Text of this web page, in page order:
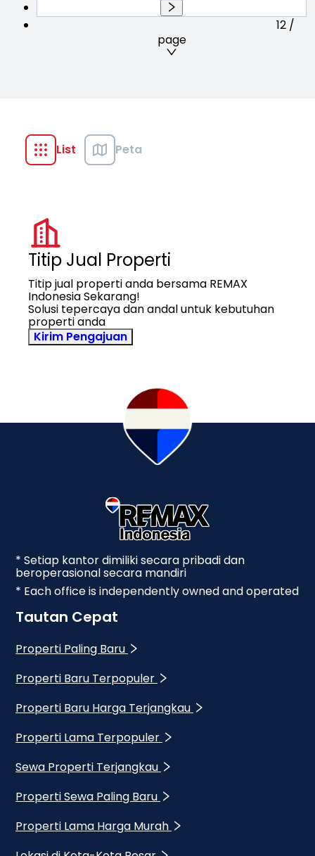
12 /
page
List Peta
Titip Jual Properti
Titip jual properti anda bersama REMAX
Indonesia Sekarang!
Solusi tepercaya dan andal untuk kebutuhan
properti anda
Kirim Pengajuan
* Setiap kantor dimiliki secara pribadi dan
beroperasional secara mandiri
* Each office is independently owned and operated
Tautan Cepat
Properti Paling Baru
Properti Baru Terpopuler
Properti Baru Harga Terjangkau
Properti Lama Terpopuler
Sewa Properti Terjangkau
Properti Sewa Paling Baru
Properti Lama Harga Murah